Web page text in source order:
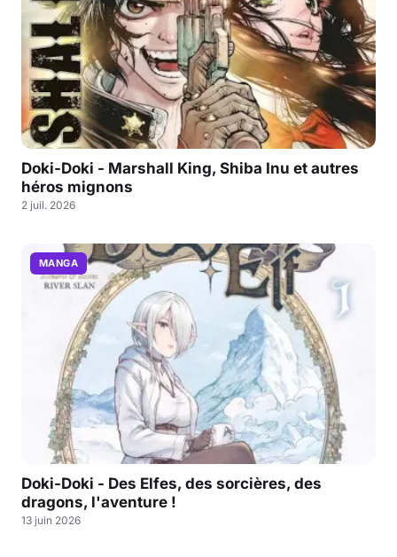
Doki-Doki - Marshall King, Shiba Inu et autres
héros mignons
2 juil. 2026
MANGA
Doki-Doki - Des Elfes, des sorcières, des
dragons, l'aventure !
13 juin 2026